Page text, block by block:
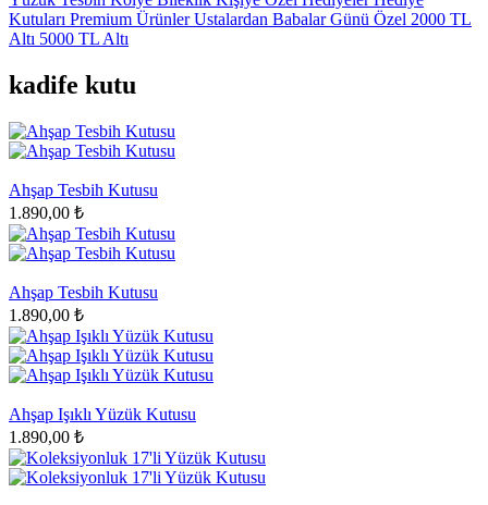
Kutuları Premium Ürünler Ustalardan Babalar Günü Özel 2000 TL
Altı 5000 TL Altı
kadife kutu
Ahşap Tesbih Kutusu
1.890,00 ₺
Ahşap Tesbih Kutusu
1.890,00 ₺
Ahşap Işıklı Yüzük Kutusu
1.890,00 ₺